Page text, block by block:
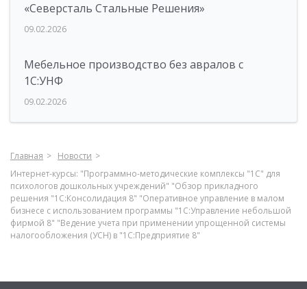
«Северсталь Стальные Решения»
09.02.2026
Мебельное производство без авралов с
1С:УНФ
09.02.2026
Главная
Новости
Интернет-курсы: "Программно-методические комплексы "1С" для
психологов дошкольных учреждений" "Обзор прикладного
решения "1С:Консолидация 8" "Оперативное управление в малом
бизнесе с использованием программы "1С:Управление небольшой
фирмой 8" "Ведение учета при применении упрощенной системы
налогообложения (УСН) в "1С:Предприятие 8"